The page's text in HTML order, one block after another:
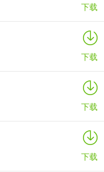
下载
下载
下载
下载